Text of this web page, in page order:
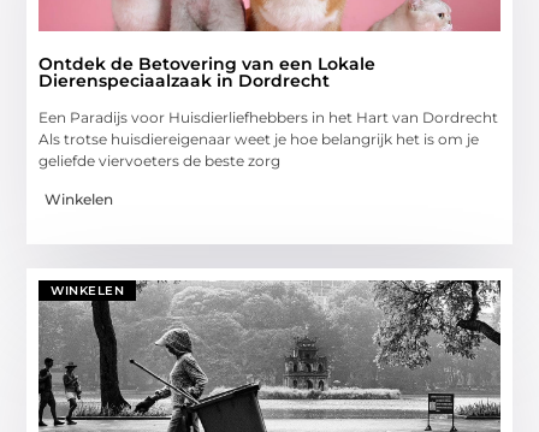
Ontdek de Betovering van een Lokale
Dierenspeciaalzaak in Dordrecht
Een Paradijs voor Huisdierliefhebbers in het Hart van Dordrecht
Als trotse huisdiereigenaar weet je hoe belangrijk het is om je
geliefde viervoeters de beste zorg
Winkelen
WINKELEN